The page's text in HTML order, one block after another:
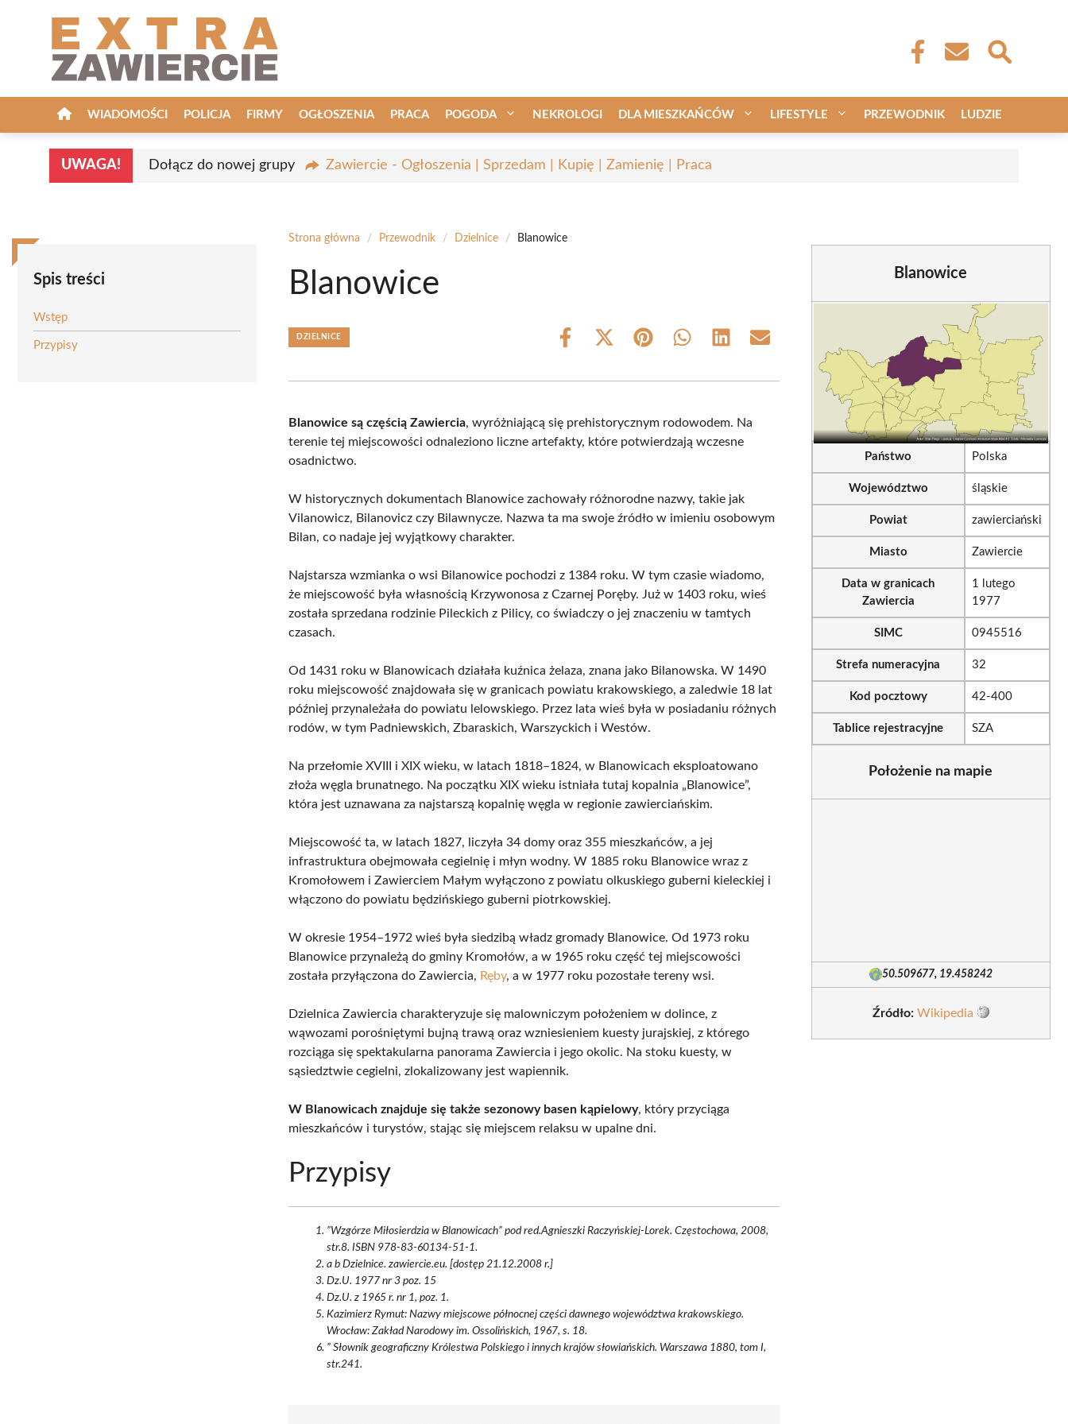
WIADOMOŚCI POLICJA FIRMY OGŁOSZENIA PRACA POGODA NEKROLOGI DLA MIESZKAŃCÓW LIFESTYLE PRZEWODNIK LUDZIE
UWAGA! Dołącz do nowej grupy Zawiercie - Ogłoszenia | Sprzedam | Kupię | Zamienię | Praca
Spis treści
Wstęp
Przypisy
Strona główna / Przewodnik / Dzielnice / Blanowice
Blanowice
DZIELNICE
Share
Share
(Twitter)
Share Share Share Share
Blanowice są częścią Zawiercia, wyróżniającą się prehistorycznym rodowodem. Na
terenie tej miejscowości odnaleziono liczne artefakty, które potwierdzają wczesne
osadnictwo.
W historycznych dokumentach Blanowice zachowały różnorodne nazwy, takie jak
Vilanowicz, Bilanovicz czy Bilawnycze. Nazwa ta ma swoje źródło w imieniu osobowym
Bilan, co nadaje jej wyjątkowy charakter.
Najstarsza wzmianka o wsi Bilanowice pochodzi z 1384 roku. W tym czasie wiadomo,
że miejscowość była własnością Krzywonosa z Czarnej Poręby. Już w 1403 roku, wieś
została sprzedana rodzinie Pileckich z Pilicy, co świadczy o jej znaczeniu w tamtych
czasach.
Od 1431 roku w Blanowicach działała kuźnica żelaza, znana jako Bilanowska. W 1490
roku miejscowość znajdowała się w granicach powiatu krakowskiego, a zaledwie 18 lat
później przynależała do powiatu lelowskiego. Przez lata wieś była w posiadaniu różnych
rodów, w tym Padniewskich, Zbaraskich, Warszyckich i Westów.
Na przełomie XVIII i XIX wieku, w latach 1818–1824, w Blanowicach eksploatowano
złoża węgla brunatnego. Na początku XIX wieku istniała tutaj kopalnia „Blanowice”,
która jest uznawana za najstarszą kopalnię węgla w regionie zawierciańskim.
Miejscowość ta, w latach 1827, liczyła 34 domy oraz 355 mieszkańców, a jej
infrastruktura obejmowała cegielnię i młyn wodny. W 1885 roku Blanowice wraz z
Kromołowem i Zawierciem Małym wyłączono z powiatu olkuskiego guberni kieleckiej i
włączono do powiatu będzińskiego guberni piotrkowskiej.
W okresie 1954–1972 wieś była siedzibą władz gromady Blanowice. Od 1973 roku
Blanowice przynależą do gminy Kromołów, a w 1965 roku część tej miejscowości
została przyłączona do Zawiercia, Ręby, a w 1977 roku pozostałe tereny wsi.
Dzielnica Zawiercia charakteryzuje się malowniczym położeniem w dolince, z
wąwozami porośniętymi bujną trawą oraz wzniesieniem kuesty jurajskiej, z którego
rozciąga się spektakularna panorama Zawiercia i jego okolic. Na stoku kuesty, w
sąsiedztwie cegielni, zlokalizowany jest wapiennik.
W Blanowicach znajduje się także sezonowy basen kąpielowy, który przyciąga
mieszkańców i turystów, stając się miejscem relaksu w upalne dni.
Przypisy
”Wzgórze Miłosierdzia w Blanowicach” pod red.Agnieszki Raczyńskiej-Lorek. Częstochowa, 2008,
str.8. ISBN 978-83-60134-51-1.
a b Dzielnice. zawiercie.eu. [dostęp 21.12.2008 r.]
Dz.U. 1977 nr 3 poz. 15
Dz.U. z 1965 r. nr 1, poz. 1.
Kazimierz Rymut: Nazwy miejscowe północnej części dawnego województwa krakowskiego.
Wrocław: Zakład Narodowy im. Ossolińskich, 1967, s. 18.
” Słownik geograficzny Królestwa Polskiego i innych krajów słowiańskich. Warszawa 1880, tom I,
str.241.
Blanowice
Państwo Polska
Województwo śląskie
Powiat zawierciański
Miasto Zawiercie
Data w granicach
Zawiercia
1 lutego
1977
SIMC 0945516
Strefa numeracyjna 32
Kod pocztowy 42-400
Tablice rejestracyjne SZA
Położenie na mapie
50.509677, 19.458242
Źródło: Wikipedia